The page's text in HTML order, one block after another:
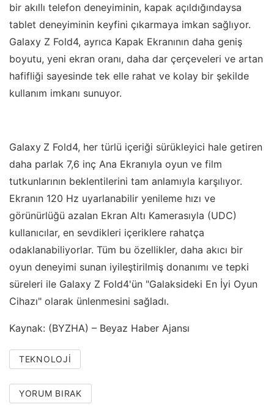
bir akıllı telefon deneyiminin, kapak açıldığındaysa
tablet deneyiminin keyfini çıkarmaya imkan sağlıyor.
Galaxy Z Fold4, ayrıca Kapak Ekranının daha geniş
boyutu, yeni ekran oranı, daha dar çerçeveleri ve artan
hafifliği sayesinde tek elle rahat ve kolay bir şekilde
kullanım imkanı sunuyor.
Galaxy Z Fold4, her türlü içeriği sürükleyici hale getiren
daha parlak 7,6 inç Ana Ekranıyla oyun ve film
tutkunlarının beklentilerini tam anlamıyla karşılıyor.
Ekranın 120 Hz uyarlanabilir yenileme hızı ve
görünürlüğü azalan Ekran Altı Kamerasıyla (UDC)
kullanıcılar, en sevdikleri içeriklere rahatça
odaklanabiliyorlar. Tüm bu özellikler, daha akıcı bir
oyun deneyimi sunan iyileştirilmiş donanımı ve tepki
süreleri ile Galaxy Z Fold4'ün "Galaksideki En İyi Oyun
Cihazı" olarak ünlenmesini sağladı.
Kaynak: (BYZHA) – Beyaz Haber Ajansı
TEKNOLOJI
YORUM BIRAK